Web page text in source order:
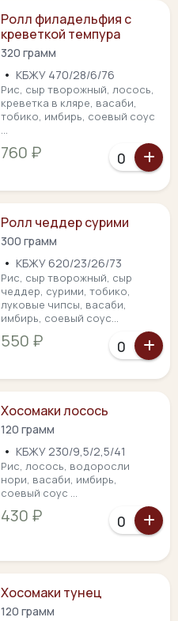
Ролл филадельфия с
креветкой темпура
320 грамм
• КБЖУ 470/28/6/76
Рис, сыр творожный, лосось,
креветка в кляре, васаби,
тобико, имбирь, соевый соус
...
760 ₽
Ролл чеддер сурими
300 грамм
• КБЖУ 620/23/26/73
Рис, сыр творожный, сыр
чеддер, сурими, тобико,
луковые чипсы, васаби,
имбирь, соевый соус...
550 ₽
Хосомаки лосось
120 грамм
• КБЖУ 230/9,5/2,5/41
Рис, лосось, водоросли
нори, васаби, имбирь,
соевый соус ...
430 ₽
Хосомаки тунец
120 грамм